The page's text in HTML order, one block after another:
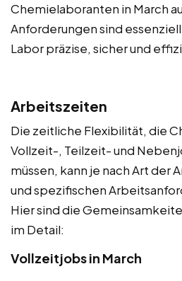
Chemielaboranten in March
Anforderungen sind
Labor präzise, sicher und
Arbeitszeiten
Die zeitliche Flexibilität, die
Vollzeit-, Teilzeit- und
müssen, kann je nach Art der
und spezifischen
Hier sind die
im Detail:
Vollzeitjobs in March